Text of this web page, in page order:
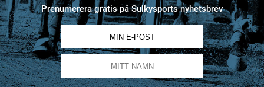
Prenumerera gratis på Sulkysports nyhetsbrev